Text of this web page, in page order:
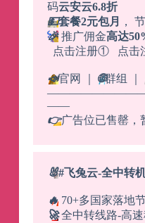
码云安云6.8折
💵套餐2元包月
，
🎉推广佣金高达
点击注册① 点击
📣官网 ｜ 🌐群组 ｜
——
👉广告位已售罄，
🐰#飞兔云-全中转
🔥70+多国家落地
🚀全中转线路-高速